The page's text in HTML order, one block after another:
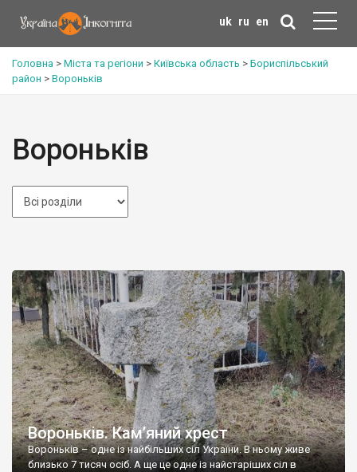
uk ru en
Головна > Міста та регіони > Київська область > Бориспільський
район > Вороньків
Вороньків
Вороньків. Кам’яний хрест
Вороньків – одне із найбільших сіл України. В ньому живе
близько 7 тисяч осіб. А ще це одне із найстаріших сіл в